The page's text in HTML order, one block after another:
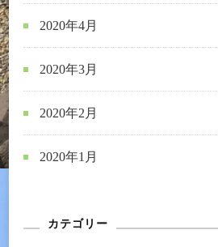
2020年4月
2020年3月
2020年2月
2020年1月
カテゴリー